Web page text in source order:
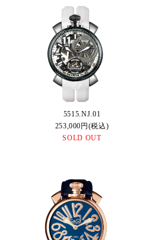
5515.NJ.01
253,000円(税込)
SOLD OUT